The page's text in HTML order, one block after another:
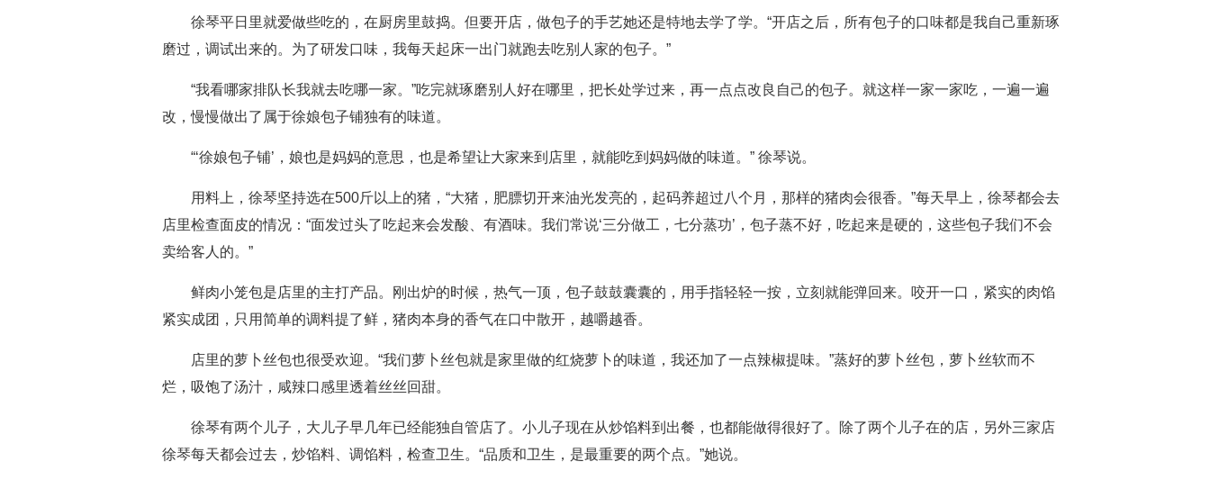
徐琴平日里就爱做些吃的，在厨房里鼓捣。但要开店，做包子的手艺她还是特地去学了学。“开店之后，所有包子的口味都是我自己重新琢
磨过，调试出来的。为了研发口味，我每天起床一出门就跑去吃别人家的包子。”
“我看哪家排队长我就去吃哪一家。”吃完就琢磨别人好在哪里，把长处学过来，再一点点改良自己的包子。就这样一家一家吃，一遍一遍
改，慢慢做出了属于徐娘包子铺独有的味道。
“‘徐娘包子铺’，娘也是妈妈的意思，也是希望让大家来到店里，就能吃到妈妈做的味道。” 徐琴说。
用料上，徐琴坚持选在500斤以上的猪，“大猪，肥膘切开来油光发亮的，起码养超过八个月，那样的猪肉会很香。”每天早上，徐琴都会去
店里检查面皮的情况：“面发过头了吃起来会发酸、有酒味。我们常说‘三分做工，七分蒸功’，包子蒸不好，吃起来是硬的，这些包子我们不会
卖给客人的。”
鲜肉小笼包是店里的主打产品。刚出炉的时候，热气一顶，包子鼓鼓囊囊的，用手指轻轻一按，立刻就能弹回来。咬开一口，紧实的肉馅
紧实成团，只用简单的调料提了鲜，猪肉本身的香气在口中散开，越嚼越香。
店里的萝卜丝包也很受欢迎。“我们萝卜丝包就是家里做的红烧萝卜的味道，我还加了一点辣椒提味。”蒸好的萝卜丝包，萝卜丝软而不
烂，吸饱了汤汁，咸辣口感里透着丝丝回甜。
徐琴有两个儿子，大儿子早几年已经能独自管店了。小儿子现在从炒馅料到出餐，也都能做得很好了。除了两个儿子在的店，另外三家店
徐琴每天都会过去，炒馅料、调馅料，检查卫生。“品质和卫生，是最重要的两个点。”她说。